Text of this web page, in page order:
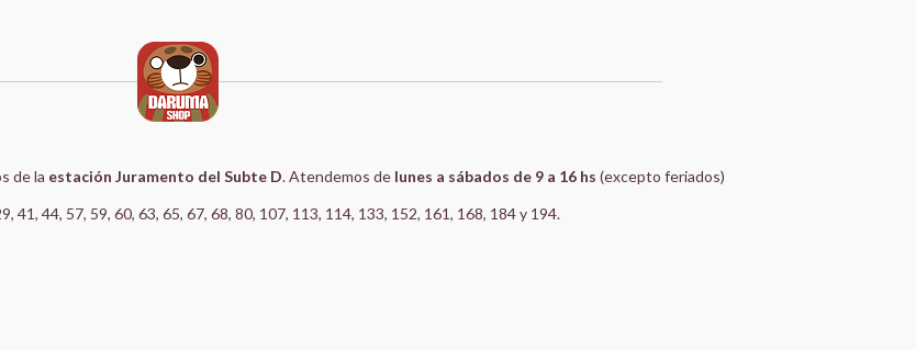
de la estación Juramento del Subte D. Atendemos de lunes a sábados de 9 a 16 hs (excepto feriados)
41, 44, 57, 59, 60, 63, 65, 67, 68, 80, 107, 113, 114, 133, 152, 161, 168, 184 y 194.